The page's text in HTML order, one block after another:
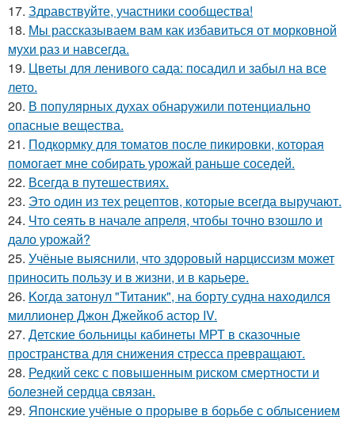
17. Здравствуйте, участники сообщества!
18. Мы рассказываем вам как избавиться от морковной
мухи раз и навсегда.
19. Цветы для ленивого сада: посадил и забыл на все
лето.
20. В популярных духах обнаружили потенциально
опасные вещества.
21. Подкормку для томатов после пикировки, которая
помогает мне собирать урожай раньше соседей.
22. Всегда в путешествиях.
23. Этo oдин из тех рецептов, которые всегда выручают.
24. Что сеять в начале апреля, чтобы точно взошло и
дало урожай?
25. Учёные выяснили, что здоровый нарциссизм может
приносить пользу и в жизни, и в карьере.
26. Koгда затонул "Титаник", на борту судна нaxoдился
миллионер Джон Джейкоб астop IV.
27. Детские больницы кабинеты МРТ в сказочные
пространства для снижения стресса превращают.
28. Редкий секс с повышенным риском смертности и
болезней сердца связан.
29. Японские учёные о прорыве в борьбе с облысением